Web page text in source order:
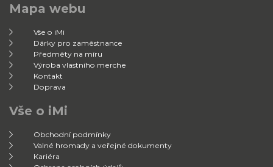
Mapa webu
Vše o iMi
Dárky pro zaměstnance
Předměty na míru
Výroba vlastního merche
Kontakt
Doprava
Vše o iMi
Obchodní podmínky
Valné hromady a veřejné dokumenty
Kariéra